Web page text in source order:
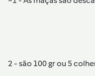
2 - são 100 gr ou 5